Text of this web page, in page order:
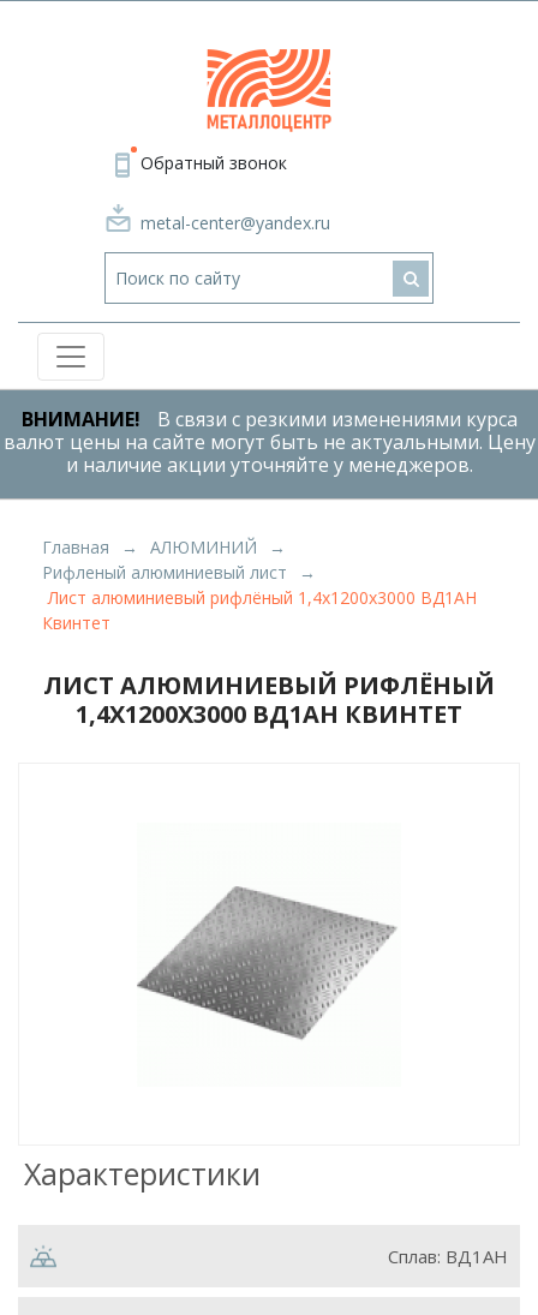
Обратный звонок
metal-center@yandex.ru
ВНИМАНИЕ!
В связи с резкими изменениями курса
валют цены на сайте могут быть не актуальными. Цену
и наличие акции уточняйте у менеджеров.
Главная
АЛЮМИНИЙ
Рифленый алюминиевый лист
Лист алюминиевый рифлёный 1,4х1200х3000 ВД1АН
Квинтет
ЛИСТ АЛЮМИНИЕВЫЙ РИФЛЁНЫЙ
1,4Х1200Х3000 ВД1АН КВИНТЕТ
Характеристики
Сплав: ВД1АН